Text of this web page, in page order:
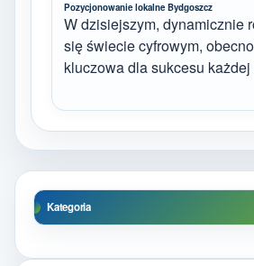
Pozycjonowanie lokalne Bydgoszcz
W dzisiejszym, dynamicznie
się świecie cyfrowym,
kluczowa dla sukcesu
Kategoria